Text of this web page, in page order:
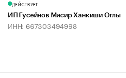
ДЕЙСТВУЕТ
ИП Гусейнов Мисир Ханкиши Оглы
ИНН: 667303494998